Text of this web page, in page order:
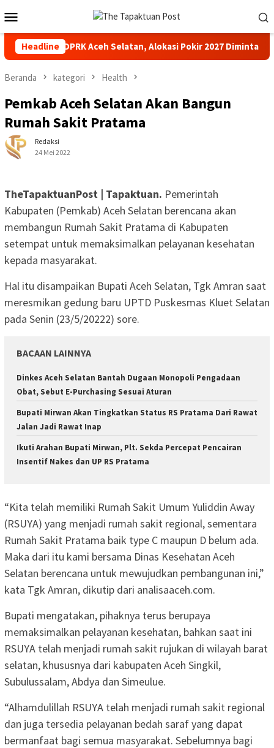
ke
kontenMobile
Headline
Anggota DPRK Aceh Selatan, Alokasi Pokir 2027 Diminta
Beranda kategori Health
Pemkab Aceh Selatan Akan Bangun
Rumah Sakit Pratama
Redaksi
24 Mei 2022
TheTapaktuanPost | Tapaktuan. Pemerintah
Kabupaten (Pemkab) Aceh Selatan berencana akan
membangun Rumah Sakit Pratama di Kabupaten
setempat untuk memaksimalkan pelayanan kesehatan
kepada masyarakat.
Hal itu disampaikan Bupati Aceh Selatan, Tgk Amran saat
meresmikan gedung baru UPTD Puskesmas Kluet Selatan
pada Senin (23/5/20222) sore.
BACAAN LAINNYA
Dinkes Aceh Selatan Bantah Dugaan Monopoli Pengadaan
Obat, Sebut E-Purchasing Sesuai Aturan
Bupati Mirwan Akan Tingkatkan Status RS Pratama Dari Rawat
Jalan Jadi Rawat Inap
Ikuti Arahan Bupati Mirwan, Plt. Sekda Percepat Pencairan
Insentif Nakes dan UP RS Pratama
“Kita telah memiliki Rumah Sakit Umum Yuliddin Away
(RSUYA) yang menjadi rumah sakit regional, sementara
Rumah Sakit Pratama baik type C maupun D belum ada.
Maka dari itu kami bersama Dinas Kesehatan Aceh
Selatan berencana untuk mewujudkan pembangunan ini,”
kata Tgk Amran, dikutip dari analisaaceh.com.
Bupati mengatakan, pihaknya terus berupaya
memaksimalkan pelayanan kesehatan, bahkan saat ini
RSUYA telah menjadi rumah sakit rujukan di wilayah barat
selatan, khususnya dari kabupaten Aceh Singkil,
Subulussalam, Abdya dan Simeulue.
“Alhamdulillah RSUYA telah menjadi rumah sakit regional
dan juga tersedia pelayanan bedah saraf yang dapat
bermanfaat bagi semua masyarakat. Sebelumnya bagi